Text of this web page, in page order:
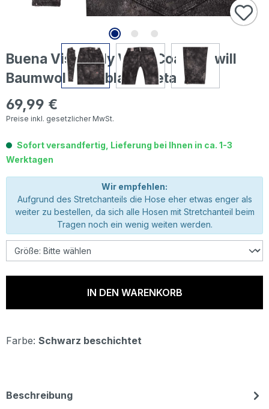
Buena Vista Italy V 7/8 Coated Twill
Baumwollhose black metallic
Regulärer Preis:
69,99 €
Preise inkl. gesetzlicher MwSt.
Sofort versandfertig, Lieferung bei Ihnen in ca. 1-3
Werktagen
Wir empfehlen:
Aufgrund des Stretchanteils die Hose eher etwas enger als
weiter zu bestellen, da sich alle Hosen mit Stretchanteil beim
Tragen noch ein wenig weiten werden.
IN DEN WARENKORB
Farbe: Schwarz beschichtet
Beschreibung